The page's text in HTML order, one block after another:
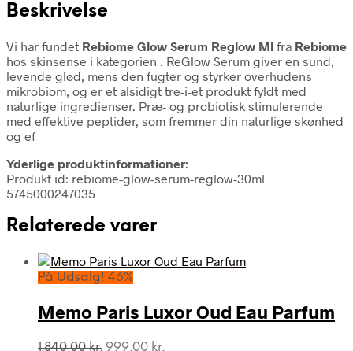
Beskrivelse
Vi har fundet Rebiome Glow Serum Reglow Ml fra Rebiome
hos skinsense i kategorien . ReGlow Serum giver en sund,
levende glød, mens den fugter og styrker overhudens
mikrobiom, og er et alsidigt tre-i-et produkt fyldt med
naturlige ingredienser. Præ- og probiotisk stimulerende
med effektive peptider, som fremmer din naturlige skønhed
og ef
Yderlige produktinformationer:
Produkt id: rebiome-glow-serum-reglow-30ml
5745000247035
Relaterede varer
På Udsalg! 46%
Memo Paris Luxor Oud Eau Parfum
1.840,00kr. Den
999,00 kr.